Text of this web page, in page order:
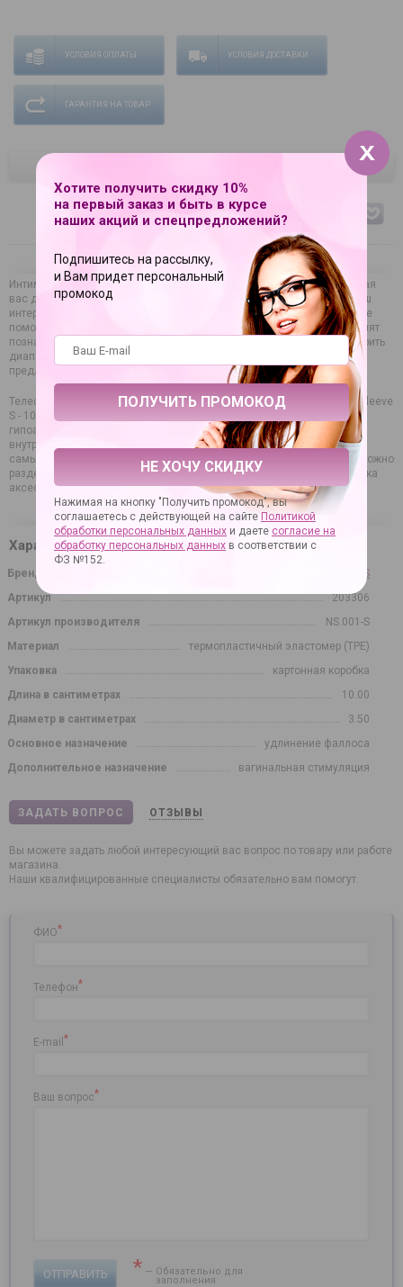
УСЛОВИЯ ОПЛАТЫ УСЛОВИЯ ДОСТАВКИ
ГАРАНТИЯ НА ТОВАР
телесный
Интимная близость перестала быть ярким фейерверком, а сжигающая
вас до этого страсть поутихла? Значит — пришло время перемен. Наш
интернет-магазин реализует широкий перечень секс-товаров, которые
помогут возродить искру, наполнить секс новыми красками и позволят
познать недоступное до этого момента удовольствие. Чтобы расширить
диапазон ощущений и превратить вагинальный секс в феерию,
предлагаем купить насадки и удлинители известных брендов.
Телесная открытая насадка-реалистик с подхватом мошонки Nude Sleeve
S - 10 см. — товар безупречного качества, абсолютно безопасный и
гипоаллергенный. Он обеспечивает дополнительную стимуляцию
внутренних стенок влагалища при каждом проникновении, задевая
самые эрогенные точки. Это новая ступень наслаждения, которое можно
разделить с партнером. Осуществляется конфиденциальная доставка
аксессуара по России.
Характеристики
Бренд
KOKOS
Артикул
203306
Артикул производителя
NS.001-S
Материал
термопластичный эластомер (TPE)
Упаковка
картонная коробка
Длина в сантиметрах
10.00
Диаметр в сантиметрах
3.50
Основное назначение
удлинение фаллоса
Дополнительное назначение
вагинальная стимуляция
ЗАДАТЬ ВОПРОС ОТЗЫВЫ
Вы можете задать любой интересующий вас вопрос по товару или работе
магазина.
Наши квалифицированные специалисты обязательно вам помогут.
ФИО*
Телефон*
E-mail *
Ваш вопрос*
ОТПРАВИТЬ * — Обязательно для
заполнения
Хотите получить скидку 10%
на первый заказ и быть в курсе
наших акций и спецпредложений?
Подпишитесь на рассылку,
и Вам придет персональный
промокод
НЕ ХОЧУ СКИДКУ
Нажимая на кнопку "Получить промокод", вы
соглашаетесь с действующей на сайте Политикой
обработки персональных данных и даете согласие на
обработку персональных данных в соответствии с
ФЗ №152.